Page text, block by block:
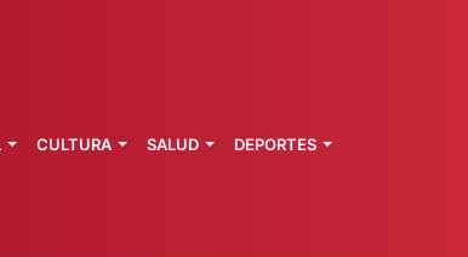
CULTURA SALUD DEPORTES